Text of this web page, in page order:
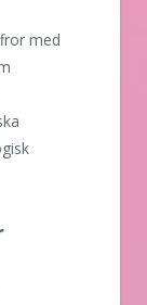
med